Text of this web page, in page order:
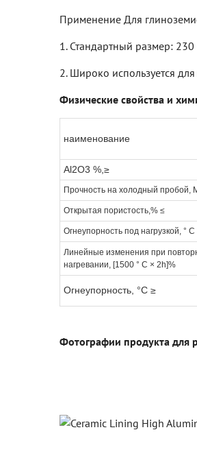
Применение Для
1. Стандартный размер:
2. Широко используется
Физические свойства и
наименование
Al2O3 %,≥
Прочность на холодный пробой,
Открытая пористость,% ≤
Огнеупорность под нагрузкой, ° C
Линейные изменения при
нагревании, [1500 ° C × 2h]%
Огнеупорность, °C ≥
Фотографии продукта для